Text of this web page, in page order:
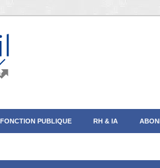
PUBLIQUE RH & IA